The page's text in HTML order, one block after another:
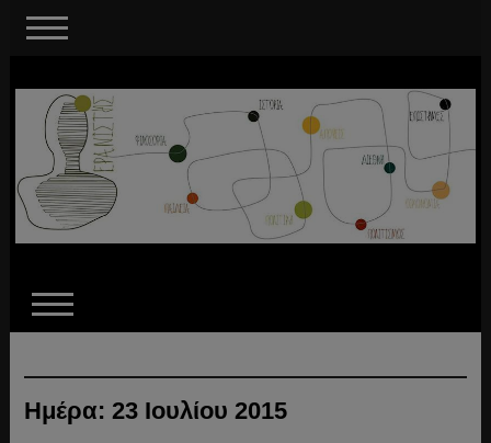
Ημέρα: 23 Ιουλίου 2015